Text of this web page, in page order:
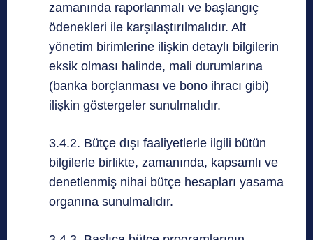
zamanında raporlanmalı ve başlangıç
ödenekleri ile karşılaştırılmalıdır. Alt
yönetim birimlerine ilişkin detaylı bilgilerin
eksik olması halinde, mali durumlarına
(banka borçlanması ve bono ihracı gibi)
ilişkin göstergeler sunulmalıdır.
3.4.2. Bütçe dışı faaliyetlerle ilgili bütün
bilgilerle birlikte, zamanında, kapsamlı ve
denetlenmiş nihai bütçe hesapları yasama
organına sunulmalıdır.